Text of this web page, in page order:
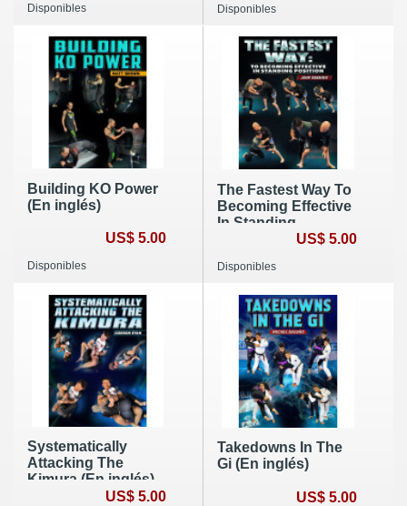
Disponibles Disponibles
Building KO Power
(En inglés)
US$ 5.00
Disponibles
The Fastest Way To
Becoming Effective
In Standing
US$ 5.00
Disponibles
Systematically
Attacking The
Kimura (En inglés)
US$ 5.00
Takedowns In The
Gi (En inglés)
US$ 5.00